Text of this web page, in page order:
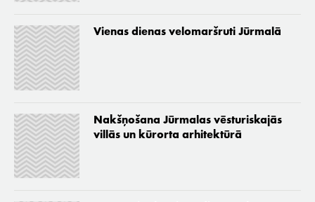
Vienas dienas velomaršruti Jūrmalā
Nakšņošana Jūrmalas vēsturiskajās
villās un kūrorta arhitektūrā